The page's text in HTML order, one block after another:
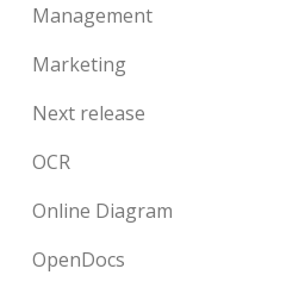
Management
Marketing
Next release
OCR
Online Diagram
OpenDocs